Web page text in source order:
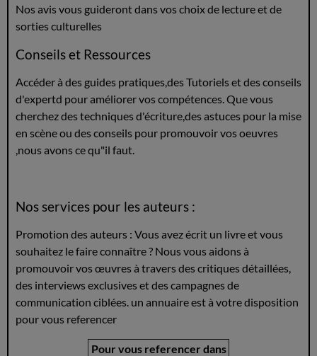
Nos avis vous guideront dans vos choix de lecture et de
sorties culturelles
Conseils et Ressources
Accéder à des guides pratiques,des Tutoriels et des conseils
d'expertd pour améliorer vos compétences. Que vous
cherchez des techniques d'écriture,des astuces pour la mise
en scène ou des conseils pour promouvoir vos oeuvres
,nous avons ce qu"il faut.
Nos services pour les auteurs :
Promotion des auteurs : Vous avez écrit un livre et vous
souhaitez le faire connaître ? Nous vous aidons à
promouvoir vos œuvres à travers des critiques détaillées,
des interviews exclusives et des campagnes de
communication ciblées. un annuaire est à votre disposition
pour vous referencer
Pour vous referencer dans